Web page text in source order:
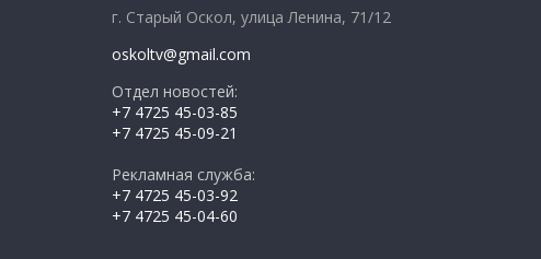
г. Старый Оскол, улица Ленина, 71/12
oskoltv@gmail.com
Отдел новостей:
+7 4725 45-03-85
+7 4725 45-09-21
Рекламная служба:
+7 4725 45-03-92
+7 4725 45-04-60